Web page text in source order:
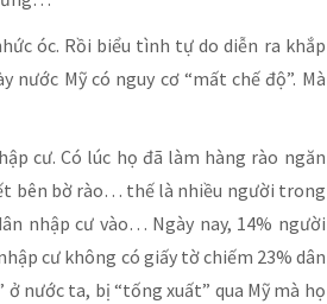
óc. Rồi biểu tình tự do diễn ra khắp
nước Mỹ có nguy cơ “mất chế độ”. Mà
cư. Có lúc họ đã làm hàng rào ngăn
bên bờ rào… thế là nhiều người trong
nhập cư vào… Ngày nay, 14% người
cư không có giấy tờ chiếm 23% dân
nước ta, bị “tống xuất” qua Mỹ mà họ